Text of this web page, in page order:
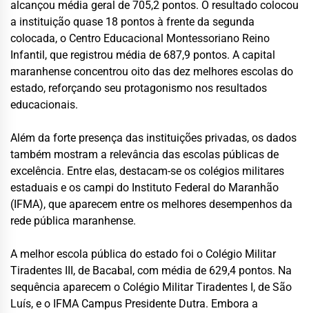
alcançou média geral de 705,2 pontos. O resultado colocou
a instituição quase 18 pontos à frente da segunda
colocada, o Centro Educacional Montessoriano Reino
Infantil, que registrou média de 687,9 pontos. A capital
maranhense concentrou oito das dez melhores escolas do
estado, reforçando seu protagonismo nos resultados
educacionais.
Além da forte presença das instituições privadas, os dados
também mostram a relevância das escolas públicas de
excelência. Entre elas, destacam-se os colégios militares
estaduais e os campi do Instituto Federal do Maranhão
(IFMA), que aparecem entre os melhores desempenhos da
rede pública maranhense.
A melhor escola pública do estado foi o Colégio Militar
Tiradentes III, de Bacabal, com média de 629,4 pontos. Na
sequência aparecem o Colégio Militar Tiradentes I, de São
Luís, e o IFMA Campus Presidente Dutra. Embora a